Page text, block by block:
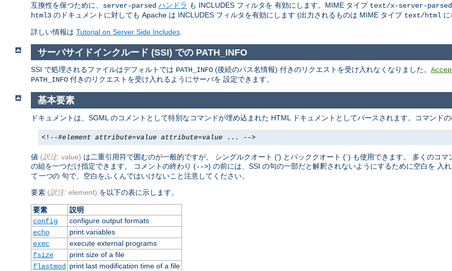
互換性を保つために、 server-parsed ハンドラ も INCLUDES フィルタを 有効にします。MIME タイプ text/x-server-
html3 のドキュメントに対しても Apache は INCLUDES フィルタを有効にします (出力されるものは MIME タイプ text/html に
詳しい情報は Tutorial on Server Side Includes
サーバサイドインクルード (SSI) での PATH_INFO
SSI で処理されるファイルはデフォルトでは PATH_INFO (後続のパス名情報) 付きのリクエストを受け入れなくなりました。
PATH_INFO 付きのリクエストを受け入れるようにサーバを 設定できます。
基本要素
ドキュメントは、SGML のコメントとして特別なコマンドが埋め込まれた HTML ドキュメントとしてパースされます。コマンド
<!--#element attribute=value attribute=value ... -->
値 (訳注: value) は二重引用符で囲むのが一般的ですが、 シングルクオート (') とバッククオート (`) も使用できます。 多くのコマ
の組を一つだけ指定できます。 コメントの終わり (-->) の前には、SSI の句の一部だと解釈されないようにするために空白を 入
て一つの 句で、空白をふくんではいけないこと注意してください。
要素 (訳注: element) を以下の表に示します。
要素
説明
config
configure output formats
echo
print variables
exec
execute external programs
fsize
print size of a file
flastmod
print last modification time of a file